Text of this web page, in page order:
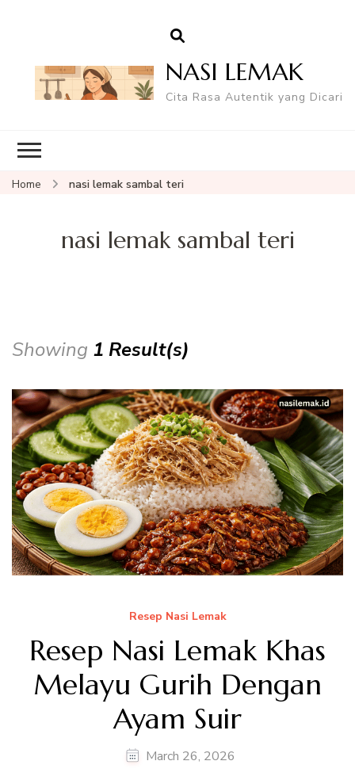
NASI LEMAK
Cita Rasa Autentik yang Dicari
Home nasi lemak sambal teri
nasi lemak sambal teri
Showing 1 Result(s)
Resep Nasi Lemak
Resep Nasi Lemak Khas
Melayu Gurih Dengan
Ayam Suir
March 26, 2026